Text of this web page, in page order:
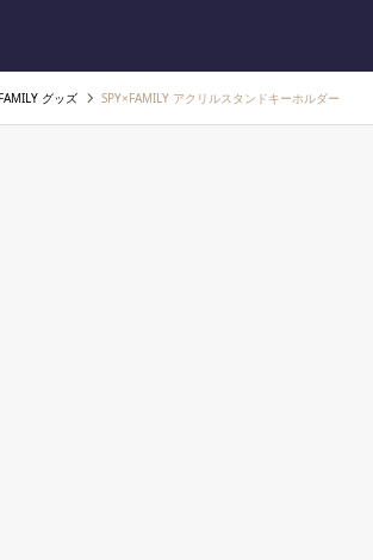
グッズ SPY×FAMILY アクリルスタンドキーホルダー